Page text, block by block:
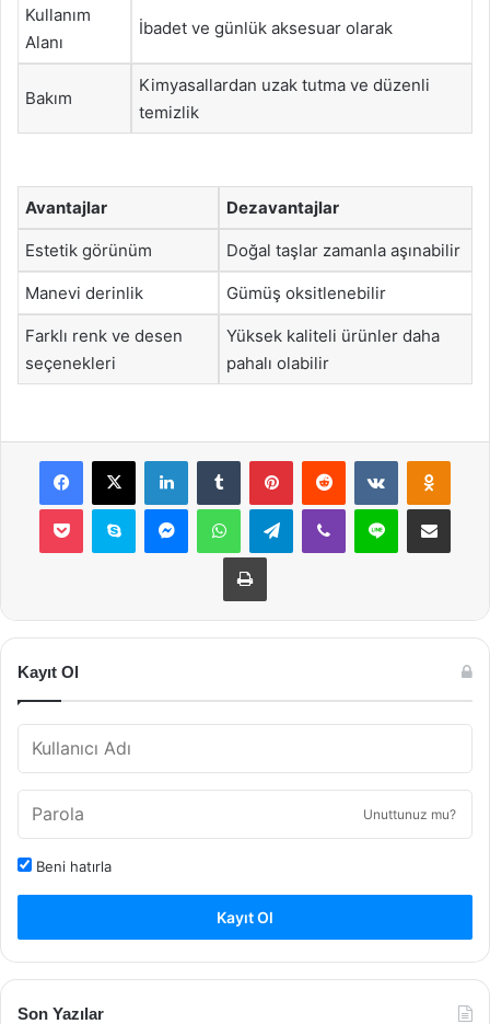
Kullanım
Alanı
İbadet ve günlük aksesuar olarak
Bakım
Kimyasallardan uzak tutma ve düzenli
temizlik
Avantajlar Dezavantajlar
Estetik görünüm Doğal taşlar zamanla aşınabilir
Manevi derinlik Gümüş oksitlenebilir
Farklı renk ve desen
seçenekleri
Yüksek kaliteli ürünler daha
pahalı olabilir
Facebook
X LinkedInTumblr PinterestReddit VKontakte
Pocket Skype MessengerWhatsAppTelegramViber Line E-Posta ile
Yazdır
Kayıt Ol
Unuttunuz mu?
Beni hatırla
Kayıt Ol
Son Yazılar